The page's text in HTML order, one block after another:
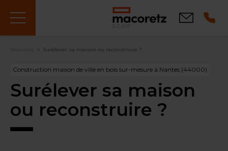
principal
Contact
Surélever sa maison ou reconstruire ?
Construction maison de ville en bois sur-mesure à Nantes (44000)
Surélever sa maison
ou reconstruire ?